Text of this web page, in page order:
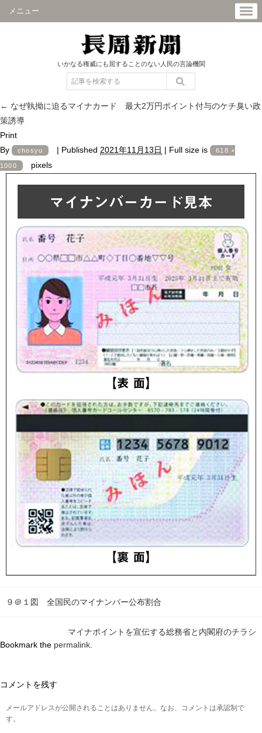
メニュー
いかなる権威にも屈することのない人民の言論機関
← なぜ執拗に迫るマイナカード 最大2万円ポイント付与のケチ臭い政
策誘導
Print
By
chosyu | Published 2021年11月13日 | Full size is 618 ×
1000 pixels
９＠１図 全国民のマイナンバー公布割合
マイナポイントを宣伝する総務省と内閣府のチラシ
Bookmark the permalink.
コメントを残す
メールアドレスが公開されることはありません。なお、コメントは承認制で
す。